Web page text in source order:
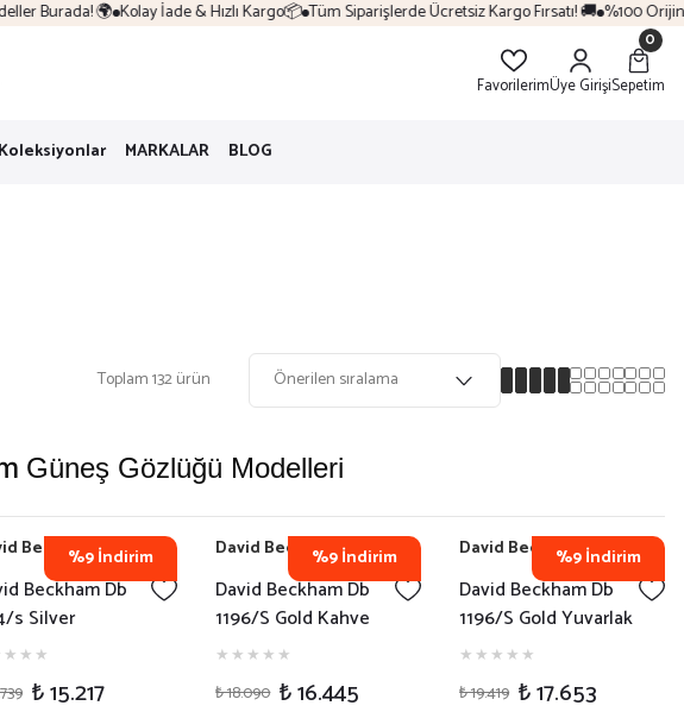
Burada! 🌍 Kolay İade & Hızlı Kargo📦 Tüm Siparişlerde Ücretsiz Kargo Fırsatı! 🚚 %100 Orijinal
FavorilerimÜye Girişi
0
Sepetim
MARKALAR BLOG
Toplam 132 ürün
Güneş Gözlüğü Modelleri
%9 İndirim
Beckham
Beckham Db
s Silver
Erkek
Gözlüğü
₺ 15.217
%9 İndirim
David Beckham
David Beckham Db
1196/S Gold Kahve
Yuvarlak Erkek Güneş
Gözlüğü
₺ 18.090 ₺ 16.445
%9 İndirim
David Beckham
David Beckham Db
1196/S Gold Yuvarlak
Erkek Güneş Gözlüğü
₺ 19.419 ₺ 17.653